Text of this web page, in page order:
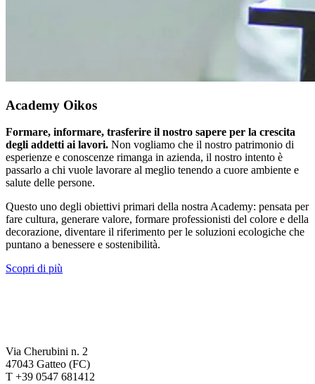
Academy Oikos
Formare, informare, trasferire il nostro sapere per la crescita
degli addetti ai lavori. Non vogliamo che il nostro patrimonio di
esperienze e conoscenze rimanga in azienda, il nostro intento è
passarlo a chi vuole lavorare al meglio tenendo a cuore ambiente e
salute delle persone.
Questo uno degli obiettivi primari della nostra Academy: pensata per
fare cultura, generare valore, formare professionisti del colore e della
decorazione, diventare il riferimento per le soluzioni ecologiche che
puntano a benessere e sostenibilità.
Scopri di più
Via Cherubini n. 2
47043 Gatteo (FC)
T +39 0547 681412